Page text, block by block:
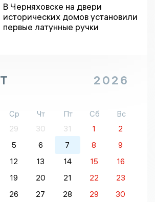
В Черняховске на двери
исторических домов установили
первые латунные ручки
2026
Ср Чт Пт Сб
Вс
29 30 31 1
2
5 6 7 8
9
12 13 14 15
16
19 20 21 22
23
26 27 28 29
30